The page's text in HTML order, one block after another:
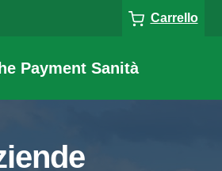
Carrello
Payment Sanità